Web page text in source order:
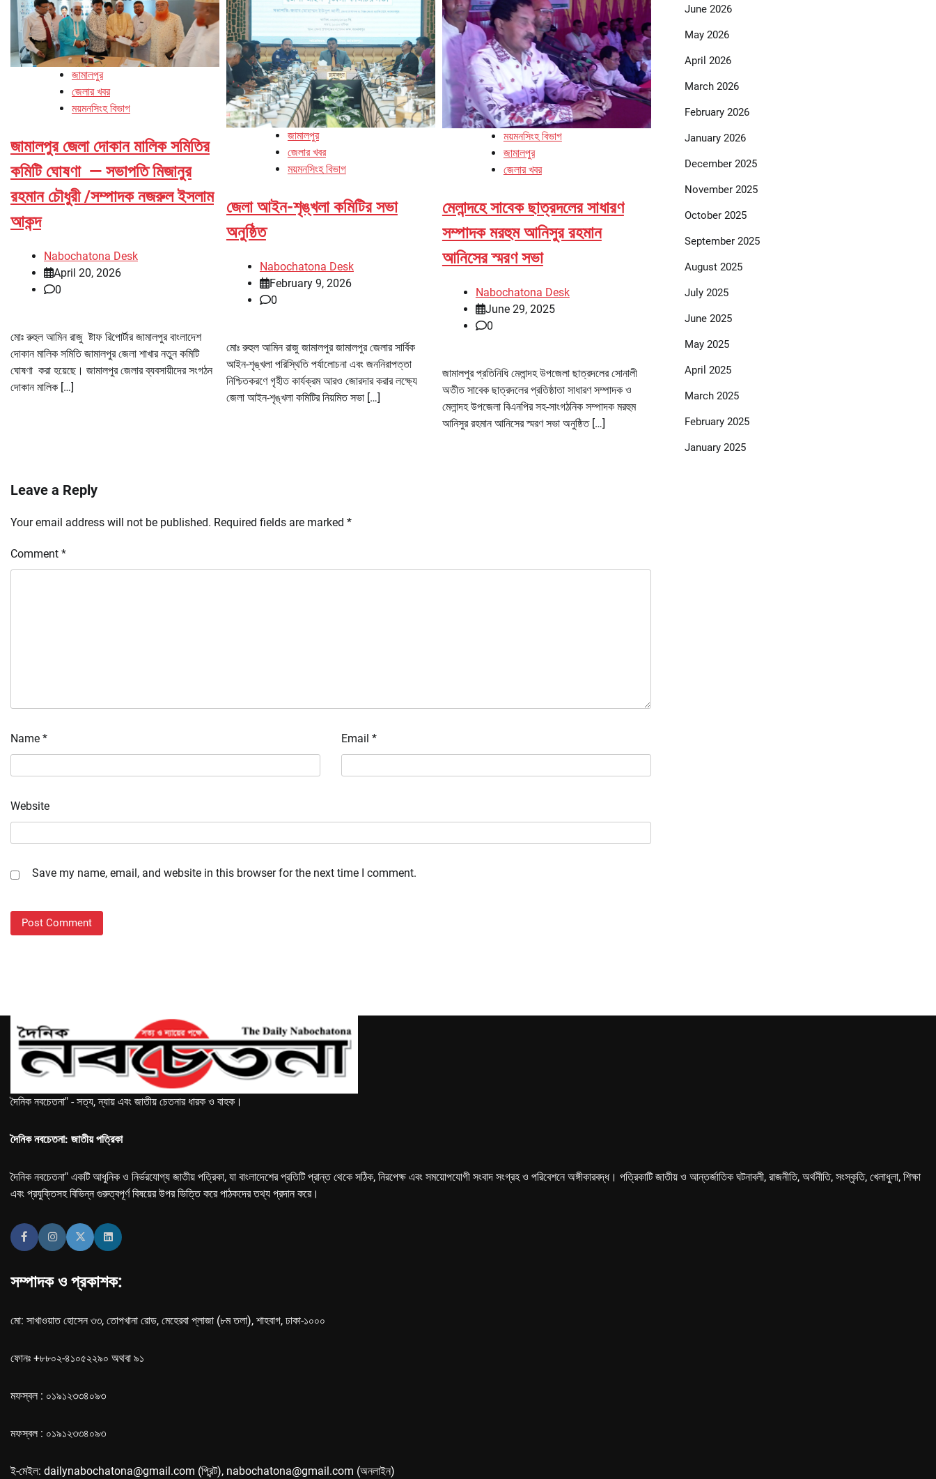
জামালপুর
জেলার খবর
ময়মনসিংহ বিভাগ
জামালপুর জেলা দোকান মালিক সমিতির
কমিটি ঘোষণা — সভাপতি মিজানুর
রহমান চৌধুরী /সম্পাদক নজরুল ইসলাম
আকন্দ
Nabochatona Desk
April 20, 2026
0
মোঃ রুহুল আমিন রাজু ষ্টাফ রিপোর্টার জামালপুর বাংলাদেশ
দোকান মালিক সমিতি জামালপুর জেলা শাখার নতুন কমিটি
ঘোষণা করা হয়েছে। জামালপুর জেলার ব্যবসায়ীদের সংগঠন
দোকান মালিক […]
জামালপুর
জেলার খবর
ময়মনসিংহ বিভাগ
জেলা আইন-শৃঙ্খলা কমিটির সভা
অনুষ্ঠিত
Nabochatona Desk
February 9, 2026
0
মোঃ রুহুল আমিন রাজু জামালপুর জামালপুর জেলার সার্বিক
আইন-শৃঙ্খলা পরিস্থিতি পর্যালোচনা এবং জননিরাপত্তা
নিশ্চিতকরণে গৃহীত কার্যক্রম আরও জোরদার করার লক্ষ্যে
জেলা আইন-শৃঙ্খলা কমিটির নিয়মিত সভা […]
ময়মনসিংহ বিভাগ
জামালপুর
জেলার খবর
মেলান্দহে সাবেক ছাত্রদলের সাধারণ
সম্পাদক মরহুম আনিসুর রহমান
আনিসের স্মরণ সভা
Nabochatona Desk
June 29, 2025
0
জামালপুর প্রতিনিধি মেলান্দহ উপজেলা ছাত্রদলের সোনালী
অতীত সাবেক ছাত্রদলের প্রতিষ্ঠাতা সাধারণ সম্পাদক ও
মেলান্দহ উপজেলা বিএনপির সহ-সাংগঠনিক সম্পাদক মরহুম
আনিসুর রহমান আনিসের স্মরণ সভা অনুষ্ঠিত […]
Leave a Reply
Your email address will not be published. Required fields are marked *
Comment *
Name * Email *
Website
Save my name, email, and website in this browser for the next time I comment.
June 2026
May 2026
April 2026
March 2026
February 2026
January 2026
December 2025
November 2025
October 2025
September 2025
August 2025
July 2025
June 2025
May 2025
April 2025
March 2025
February 2025
January 2025
দৈনিক নবচেতনা" - সত্য, ন্যায় এবং জাতীয় চেতনার ধারক ও বাহক।
দৈনিক নবচেতনা: জাতীয় পত্রিকা
দৈনিক নবচেতনা" একটি আধুনিক ও নির্ভরযোগ্য জাতীয় পত্রিকা, যা বাংলাদেশের প্রতিটি প্রান্ত থেকে সঠিক, নিরপেক্ষ এবং সময়োপযোগী সংবাদ সংগ্রহ ও পরিবেশনে অঙ্গীকারবদ্ধ। পত্রিকাটি জাতীয় ও আন্তর্জাতিক ঘটনাবলী, রাজনীতি, অর্থনীতি, সংস্কৃতি, খেলাধুলা, শিক্ষা
এবং প্রযুক্তিসহ বিভিন্ন গুরুত্বপূর্ণ বিষয়ের উপর ভিত্তি করে পাঠকদের তথ্য প্রদান করে।
সম্পাদক ও প্রকাশক:
মো: সাখাওয়াত হোসেন ৩৩, তোপখানা রোড, মেহেরবা প্লাজা (৮ম তলা), শাহবাগ, ঢাকা-১০০০
ফোনঃ +৮৮০২-৪১০৫২২৯০ অথবা ৯১
মফস্বল : ০১৯১২৩৩৪০৯৩
মফস্বল : ০১৯১২৩৩৪০৯৩
ই-মেইল: dailynabochatona@gmail.com (প্রিন্ট), nabochatona@gmail.com (অনলাইন)